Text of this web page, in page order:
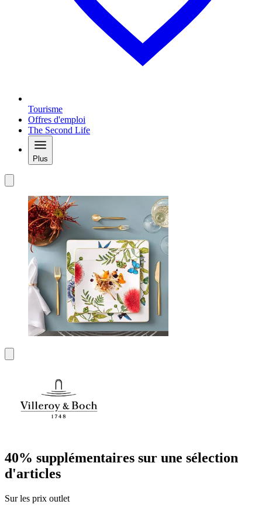
Tourisme
Offres d'emploi
The Second Life
Plus
40% supplémentaires sur une sélection
d'articles
Sur les prix outlet